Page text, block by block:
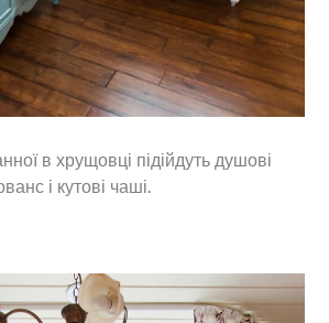
в хрущовці підійдуть душові
і кутові чаші.